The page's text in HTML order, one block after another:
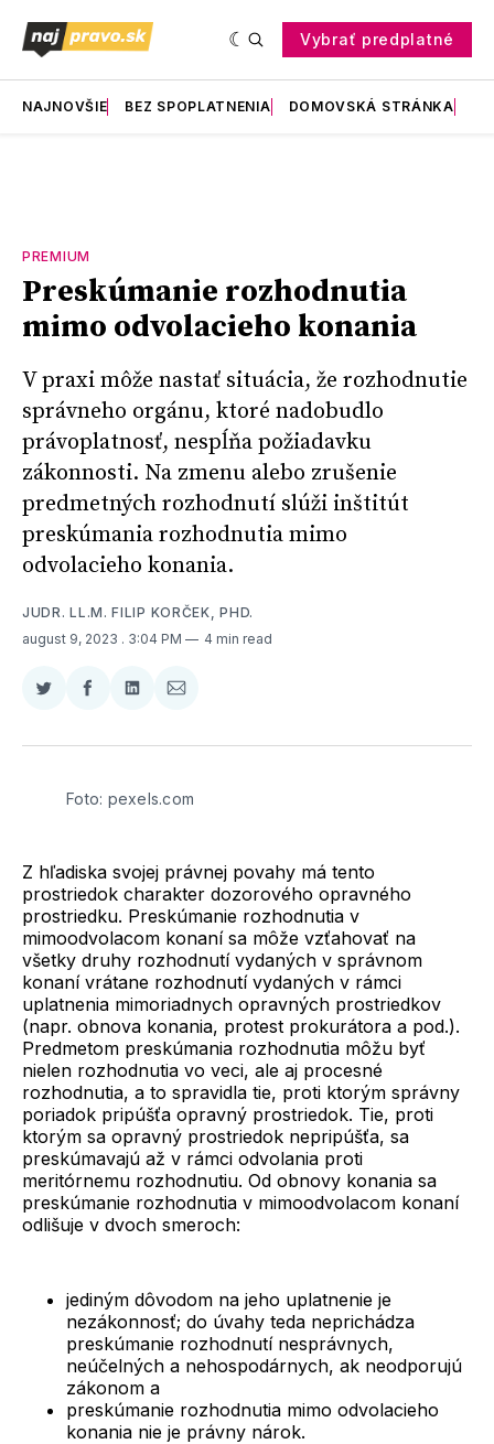
Vybrať predplatné
NAJNOVŠIE BEZ SPOPLATNENIA DOMOVSKÁ STRÁNKA
PREMIUM
Preskúmanie rozhodnutia
mimo odvolacieho konania
V praxi môže nastať situácia, že rozhodnutie
správneho orgánu, ktoré nadobudlo
právoplatnosť, nespĺňa požiadavku
zákonnosti. Na zmenu alebo zrušenie
predmetných rozhodnutí slúži inštitút
preskúmania rozhodnutia mimo
odvolacieho konania.
JUDR. LL.M. FILIP KORČEK, PHD.
august 9, 2023 . 3:04 PM 4 min read
Zdieľať
Twitter
Zdieľať
Facebooku
Zdieľať
LinkedIne
Zdieľať
E-
Foto: pexels.com
Z hľadiska svojej právnej povahy má tento
prostriedok charakter dozorového opravného
prostriedku. Preskúmanie rozhodnutia v
mimoodvolacom konaní sa môže vzťahovať na
všetky druhy rozhodnutí vydaných v správnom
konaní vrátane rozhodnutí vydaných v rámci
uplatnenia mimoriadnych opravných prostriedkov
(napr. obnova konania, protest prokurátora a pod.).
Predmetom preskúmania rozhodnutia môžu byť
nielen rozhodnutia vo veci, ale aj procesné
rozhodnutia, a to spravidla tie, proti ktorým správny
poriadok pripúšťa opravný prostriedok. Tie, proti
ktorým sa opravný prostriedok nepripúšťa, sa
preskúmavajú až v rámci odvolania proti
meritórnemu rozhodnutiu. Od obnovy konania sa
preskúmanie rozhodnutia v mimoodvolacom konaní
odlišuje v dvoch smeroch:
jediným dôvodom na jeho uplatnenie je
nezákonnosť; do úvahy teda neprichádza
preskúmanie rozhodnutí nesprávnych,
neúčelných a nehospodárnych, ak neodporujú
zákonom a
preskúmanie rozhodnutia mimo odvolacieho
konania nie je právny nárok.